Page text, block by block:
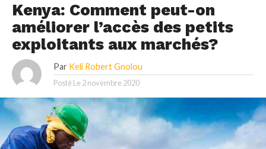
Kenya: Comment peut-on
améliorer l’accès des petits
exploitants aux marchés?
Par Keli Robert Gnolou
Posté Le 2 novembre 2020